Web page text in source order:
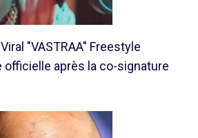
"VASTRAA" Freestyle
après la co-signature